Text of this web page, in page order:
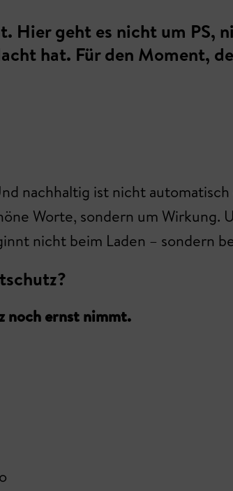
Hier geht es nicht um PS,
hat. Für den Moment,
nachhaltig ist nicht
Worte, sondern um
nicht beim Laden – sondern
noch ernst nimmt.